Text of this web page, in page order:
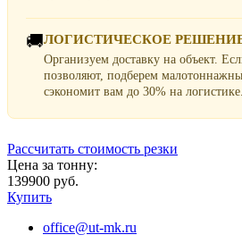
🚚ЛОГИСТИЧЕСКОЕ
Организуем доставку на объект.
позволяют, подберем
сэкономит вам до 30% на логистике.
Рассчитать стоимость резки
Цена за тонну:
139900 руб.
Купить
office@ut-mk.ru